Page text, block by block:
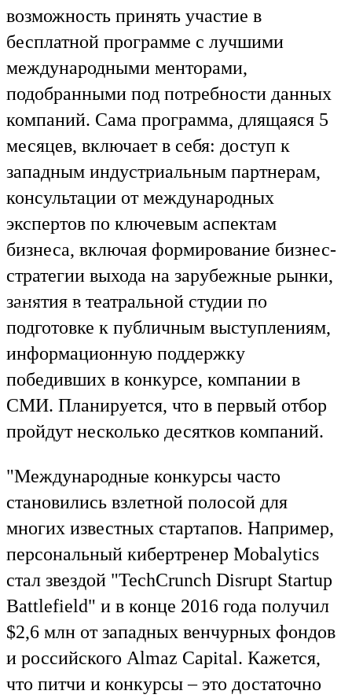
Ru En
возможность принять участие в
бесплатной программе с лучшими
международными менторами,
подобранными под потребности данных
компаний. Сама программа, длящаяся 5
месяцев, включает в себя: доступ к
западным индустриальным партнерам,
консультации от международных
экспертов по ключевым аспектам
бизнеса, включая формирование бизнес-
стратегии выхода на зарубежные рынки,
занятия в театральной студии по
подготовке к публичным выступлениям,
информационную поддержку
победивших в конкурсе, компании в
СМИ. Планируется, что в первый отбор
пройдут несколько десятков компаний.
"Международные конкурсы часто
становились взлетной полосой для
многих известных стартапов. Например,
персональный кибертренер Mobalytics
стал звездой "TechCrunch Disrupt Startup
Battlefield" и в конце 2016 года получил
$2,6 млн от западных венчурных фондов
и российского Almaz Capital. Кажется,
что питчи и конкурсы – это достаточно